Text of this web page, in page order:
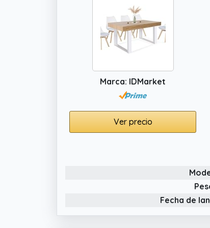
Marca: IDMarket
Ver precio
Fecha de